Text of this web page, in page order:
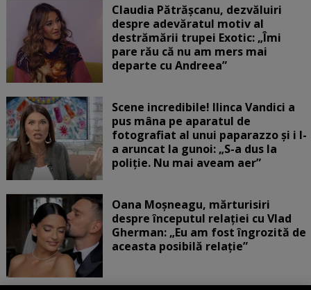
Claudia Pătrășcanu, dezvăluiri
despre adevăratul motiv al
destrămării trupei Exotic: „Îmi
pare rău că nu am mers mai
departe cu Andreea”
Scene incredibile! Ilinca Vandici a
pus mâna pe aparatul de
fotografiat al unui paparazzo și i l-
a aruncat la gunoi: „S-a dus la
poliție. Nu mai aveam aer”
Oana Moșneagu, mărturisiri
despre începutul relației cu Vlad
Gherman: „Eu am fost îngrozită de
aceasta posibilă relație”